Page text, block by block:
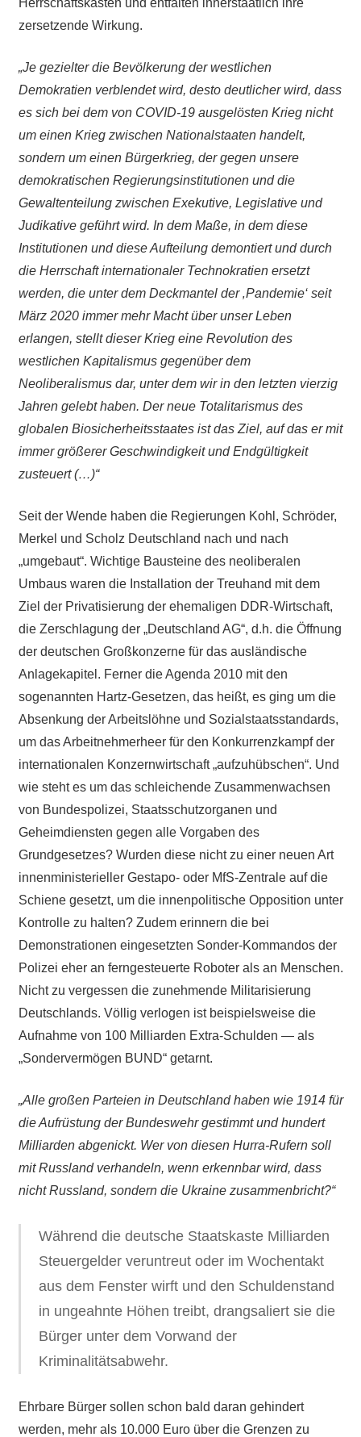
zersetzende Wirkung.
„Je gezielter die Bevölkerung der westlichen
Demokratien verblendet wird, desto deutlicher wird, dass
es sich bei dem von COVID-19 ausgelösten Krieg nicht
um einen Krieg zwischen Nationalstaaten handelt,
sondern um einen Bürgerkrieg, der gegen unsere
demokratischen Regierungsinstitutionen und die
Gewaltenteilung zwischen Exekutive, Legislative und
Judikative geführt wird. In dem Maße, in dem diese
Institutionen und diese Aufteilung demontiert und durch
die Herrschaft internationaler Technokratien ersetzt
werden, die unter dem Deckmantel der ‚Pandemie‘ seit
März 2020 immer mehr Macht über unser Leben
erlangen, stellt dieser Krieg eine Revolution des
westlichen Kapitalismus gegenüber dem
Neoliberalismus dar, unter dem wir in den letzten vierzig
Jahren gelebt haben. Der neue Totalitarismus des
globalen Biosicherheitsstaates ist das Ziel, auf das er mit
immer größerer Geschwindigkeit und Endgültigkeit
zusteuert (…)“
Seit der Wende haben die Regierungen Kohl, Schröder,
Merkel und Scholz Deutschland nach und nach
„umgebaut“. Wichtige Bausteine des neoliberalen
Umbaus waren die Installation der Treuhand mit dem
Ziel der Privatisierung der ehemaligen DDR-Wirtschaft,
die Zerschlagung der „Deutschland AG“, d.h. die Öffnung
der deutschen Großkonzerne für das ausländische
Anlagekapitel. Ferner die Agenda 2010 mit den
sogenannten Hartz-Gesetzen, das heißt, es ging um die
Absenkung der Arbeitslöhne und Sozialstaatsstandards,
um das Arbeitnehmerheer für den Konkurrenzkampf der
internationalen Konzernwirtschaft „aufzuhübschen“. Und
wie steht es um das schleichende Zusammenwachsen
von Bundespolizei, Staatsschutzorganen und
Geheimdiensten gegen alle Vorgaben des
Grundgesetzes? Wurden diese nicht zu einer neuen Art
innenministerieller Gestapo- oder MfS-Zentrale auf die
Schiene gesetzt, um die innenpolitische Opposition unter
Kontrolle zu halten? Zudem erinnern die bei
Demonstrationen eingesetzten Sonder-Kommandos der
Polizei eher an ferngesteuerte Roboter als an Menschen.
Nicht zu vergessen die zunehmende Militarisierung
Deutschlands. Völlig verlogen ist beispielsweise die
Aufnahme von 100 Milliarden Extra-Schulden — als
„Sondervermögen BUND“ getarnt.
„Alle großen Parteien in Deutschland haben wie 1914 für
die Aufrüstung der Bundeswehr gestimmt und hundert
Milliarden abgenickt. Wer von diesen Hurra-Rufern soll
mit Russland verhandeln, wenn erkennbar wird, dass
nicht Russland, sondern die Ukraine zusammenbricht?“
Während die deutsche Staatskaste Milliarden
Steuergelder veruntreut oder im Wochentakt
aus dem Fenster wirft und den Schuldenstand
in ungeahnte Höhen treibt, drangsaliert sie die
Bürger unter dem Vorwand der
Kriminalitätsabwehr.
Ehrbare Bürger sollen schon bald daran gehindert
werden, mehr als 10.000 Euro über die Grenzen zu